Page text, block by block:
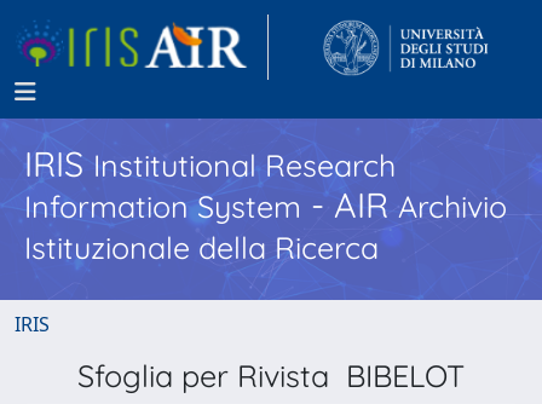
IRISInstitutional Research
Information System - AIR Archivio
Istituzionale della Ricerca
IRIS
Sfoglia per Rivista BIBELOT